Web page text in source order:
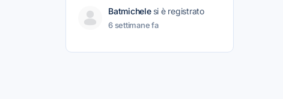
Batmichele si è registrato
6 settimane fa